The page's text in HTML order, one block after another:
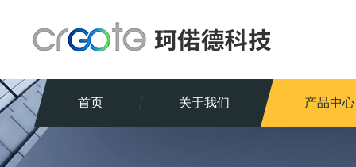
首页 关于我们 产品中心